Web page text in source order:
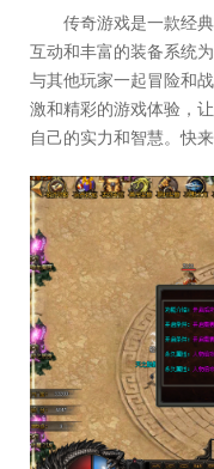
传奇游戏是一款经
互动和丰富的装备系统
与其他玩家一起冒险和
激和精彩的游戏体验，
自己的实力和智慧。快